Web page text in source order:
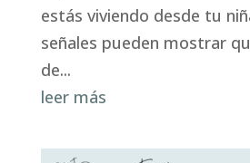
estás viviendo desde tu
señales pueden mostrar
de...
leer más